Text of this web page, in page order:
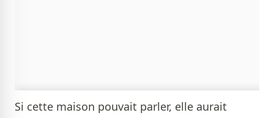
Si cette maison pouvait parler, elle aurait